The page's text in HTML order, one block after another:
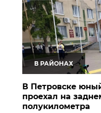
В РАЙОНАХ
В Петровске
проехал на
полукилометра